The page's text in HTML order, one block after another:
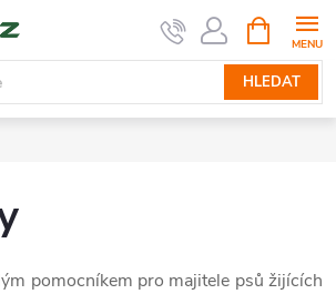
HLEDAT
NÁKUPNÍ
KOŠÍK
pomocníkem pro majitele psů žijících